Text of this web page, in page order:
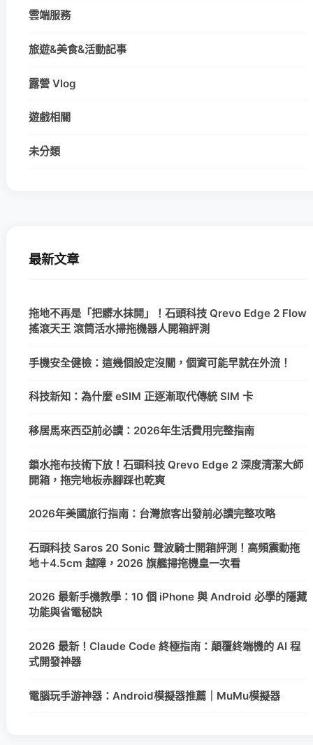
雲端服務
旅遊&美食&活動記事
露營 Vlog
遊戲相關
未分類
最新文章
拖地不再是「把髒水抹開」！石頭科技 Qrevo Edge 2 Flow
搖滾天王 滾筒活水掃拖機器人開箱評測
手機安全健檢：這幾個設定沒關，個資可能早就在外流！
科技新知：為什麼 eSIM 正逐漸取代傳統 SIM 卡
移居馬來西亞前必讀：2026年生活費用完整指南
鎖水拖布技術下放！石頭科技 Qrevo Edge 2 深度清潔大師
開箱，拖完地板赤腳踩也乾爽
2026年美國旅行指南：台灣旅客出發前必讀完整攻略
石頭科技 Saros 20 Sonic 聲波騎士開箱評測！高頻震動拖
地＋4.5cm 越障，2026 旗艦掃拖機皇一次看
2026 最新手機教學：10 個 iPhone 與 Android 必學的隱藏
功能與省電秘訣
2026 最新！Claude Code 終極指南：顛覆終端機的 AI 程
式開發神器
電腦玩手游神器：Android模擬器推薦｜MuMu模擬器